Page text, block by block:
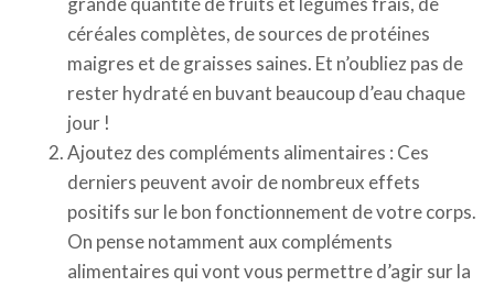
céréales complètes, de sources de protéines
maigres et de graisses saines. Et n’oubliez pas de
rester hydraté en buvant beaucoup d’eau chaque
jour !
Ajoutez des compléments alimentaires : Ces
derniers peuvent avoir de nombreux effets
positifs sur le bon fonctionnement de votre corps.
On pense notamment aux compléments
alimentaires qui vont vous permettre d’agir sur la